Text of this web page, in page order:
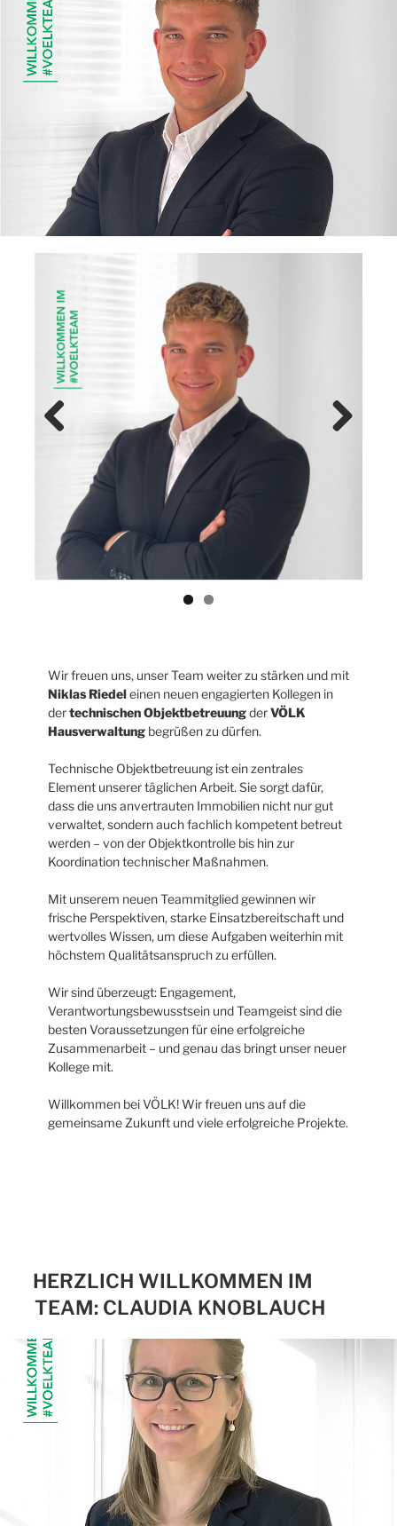
Wir freuen uns, unser Team weiter zu stärken und mit
Niklas Riedeleinen neuen engagierten Kollegen in
dertechnischen ObjektbetreuungderVÖLK
Hausverwaltung begrüßen zu dürfen.
Technische Objektbetreuung ist ein zentrales
Element unserer täglichen Arbeit. Sie sorgt dafür,
dass die uns anvertrauten Immobilien nicht nur gut
verwaltet, sondern auch fachlich kompetent betreut
werden – von der Objektkontrolle bis hin zur
Koordination technischer Maßnahmen.
Mit unserem neuen Teammitglied gewinnen wir
frische Perspektiven, starke Einsatzbereitschaft und
wertvolles Wissen, um diese Aufgaben weiterhin mit
höchstem Qualitätsanspruch zu erfüllen.
Wir sind überzeugt: Engagement,
Verantwortungsbewusstsein und Teamgeist sind die
besten Voraussetzungen für eine erfolgreiche
Zusammenarbeit – und genau das bringt unser neuer
Kollege mit.
Willkommen bei VÖLK! Wir freuen uns auf die
gemeinsame Zukunft und viele erfolgreiche Projekte.
HERZLICH WILLKOMMEN IM
TEAM: CLAUDIA KNOBLAUCH